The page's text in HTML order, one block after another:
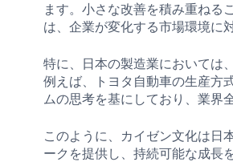
ます。小さな改善を積み重ねる
は、企業が変化する市場環境に
特に、日本の製造業においては
例えば、トヨタ自動車の生産方
ムの思考を基にしており、業界
このように、カイゼン文化は日
ークを提供し、持続可能な成長